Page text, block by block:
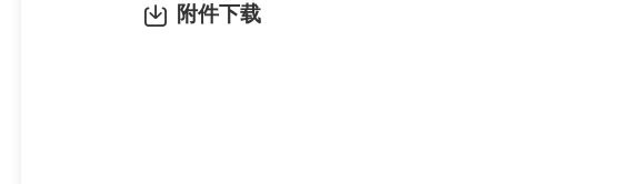
附件下载